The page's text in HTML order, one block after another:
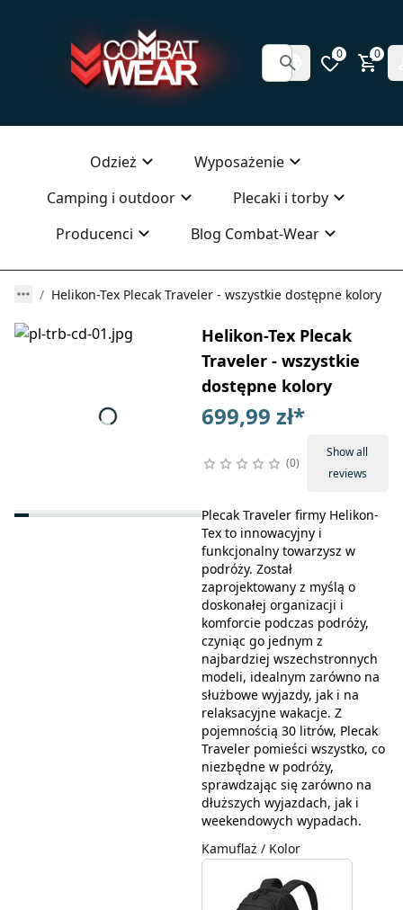
0 0
Odzież
Wyposażenie
Camping i outdoor
Plecaki i torby
Producenci
Blog Combat-Wear
Helikon-Tex Plecak Traveler - wszystkie dostępne kolory
Helikon-Tex Plecak
Traveler - wszystkie
dostępne kolory
699,99 zł*
0
Show all
reviews
Plecak Traveler firmy Helikon-
Tex to innowacyjny i
funkcjonalny towarzysz w
podróży. Został
zaprojektowany z myślą o
doskonałej organizacji i
komforcie podczas podróży,
czyniąc go jednym z
najbardziej wszechstronnych
modeli, idealnym zarówno na
służbowe wyjazdy, jak i na
relaksacyjne wakacje. Z
pojemnością 30 litrów, Plecak
Traveler pomieści wszystko, co
niezbędne w podróży,
sprawdzając się zarówno na
dłuższych wyjazdach, jak i
weekendowych wypadach.
Kamuflaż / Kolor